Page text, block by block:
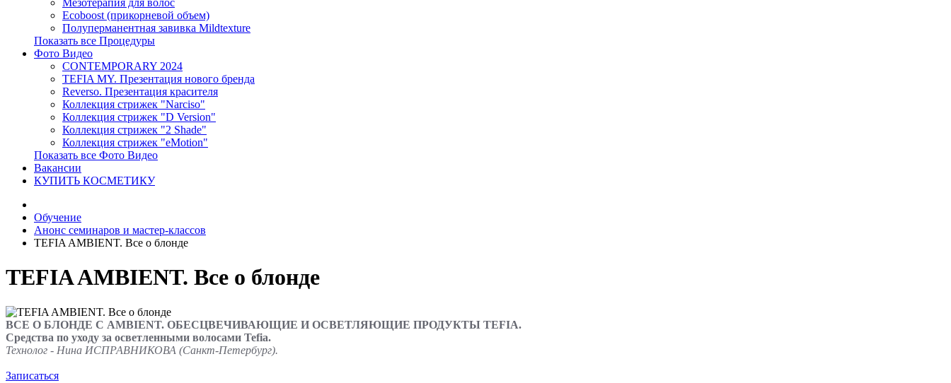
Мезотерапия для волос
Ecoboost (прикорневой объем)
Полуперманентная завивка Mildtexture
Показать все Процедуры
Фото Видео
CONTEMPORARY 2024
TEFIA MY. Презентация нового бренда
Reverso. Презентация красителя
Коллекция стрижек "Narciso"
Коллекция стрижек "D Version"
Коллекция стрижек "2 Shade"
Коллекция стрижек "eMotion"
Показать все Фото Видео
Вакансии
КУПИТЬ КОСМЕТИКУ
Обучение
Анонс семинаров и мастер-классов
TEFIA AMBIENT. Все о блонде
TEFIA AMBIENT. Все о блонде
ВСЕ О БЛОНДЕ С AMBIENT. ОБЕСЦВЕЧИВАЮЩИЕ И ОСВЕТЛЯЮЩИЕ ПРОДУКТЫ TEFIA.
Средства по уходу за осветленными волосами Tefia.
Технолог - Нина ИСПРАВНИКОВА (Санкт-Петербург).
Записаться